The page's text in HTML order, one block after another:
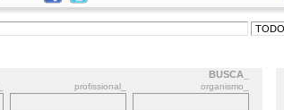
BUSCA_
profissional_
organismo_